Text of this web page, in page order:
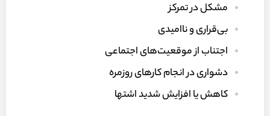
مشکل در تمرکز
بی‌قراری و ناامیدی
اجتناب از موقعیت‌های اجتماعی
دشواری در انجام کارهای روزمره
کاهش یا افزایش شدید اشتها